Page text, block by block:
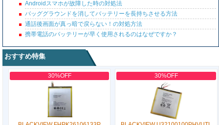
Androidスマホが故障した時の対処法
バッググラウンドを消してバッテリーを長持ちさせる方法
通話後画面が真っ暗で戻らない！の対処方法
携帯電話のバッテリーが早く使用されるのはなぜですか？
おすすめ特集
30%OFF 30%OFF